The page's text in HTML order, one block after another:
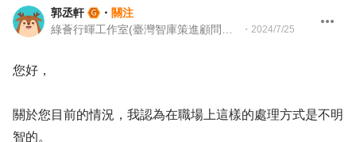
郭丞軒 ・ 關注
・ 2024/7/25
您好，
關於您目前的情況，我認為在職場上這樣的處理方式是不明
智的。